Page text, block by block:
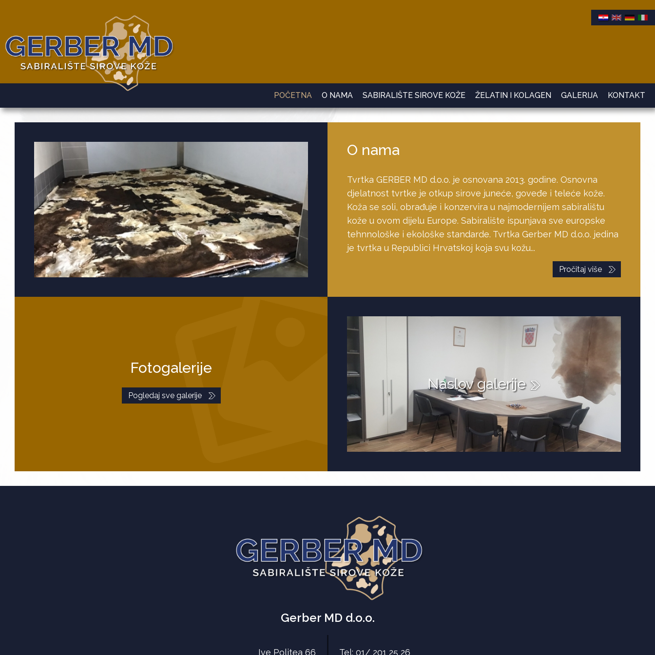
POČETNA O NAMA SABIRALIŠTE SIROVE KOŽE ŽELATIN I KOLAGEN GALERIJA KONTAKT
O nama
Tvrtka GERBER MD d.o.o. je osnovana 2013. godine. Osnovna
djelatnost tvrtke je otkup sirove juneće, goveđe i teleće kože.
Koža se soli, obrađuje i konzervira u najmodernijem sabiralištu
kože u ovom dijelu Europe. Sabiralište ispunjava sve europske
tehnnološke i ekološke standarde. Tvrtka Gerber MD d.o.o. jedina
je tvrtka u Republici Hrvatskoj koja svu kožu...
Pročitaj više
Fotogalerije
Pogledaj sve galerije
Naslov galerije
Gerber MD d.o.o.
Ive Politea 66 Tel: 01/ 201 25 26